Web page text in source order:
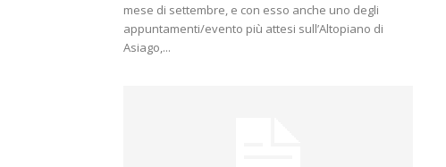
mese di settembre, e con esso anche uno degli
appuntamenti/evento più attesi sull’Altopiano di
Asiago,...